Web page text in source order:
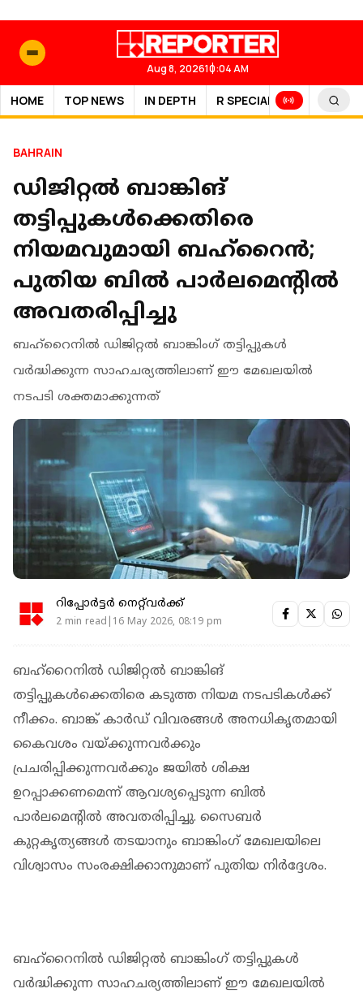
Aug 8, 202610:04 AM
HOME TOP NEWS IN DEPTH R SPECIAL SPORTS
BAHRAIN
ഡിജിറ്റല്‍ ബാങ്കിങ്
തട്ടിപ്പുകള്‍ക്കെതിരെ
നിയമവുമായി ബഹ്റൈൻ;
പുതിയ ബിൽ പാർലമെന്റിൽ
അവതരിപ്പിച്ചു
ബഹ്റൈനില്‍ ഡിജിറ്റല്‍ ബാങ്കിംഗ് തട്ടിപ്പുകള്‍
വര്‍ദ്ധിക്കുന്ന സാഹചര്യത്തിലാണ് ഈ മേഖലയില്‍
നടപടി ശക്തമാക്കുന്നത്
റിപ്പോർട്ടർ നെറ്റ്‌വര്‍ക്ക്‌
2 min read|16 May 2026, 08:19 pm
ബഹ്റൈനില്‍ ഡിജിറ്റല്‍ ബാങ്കിങ്
തട്ടിപ്പുകള്‍ക്കെതിരെ കടുത്ത നിയമ നടപടികള്‍ക്ക്
നീക്കം. ബാങ്ക് കാര്‍ഡ് വിവരങ്ങള്‍ അനധികൃതമായി
കൈവശം വയ്ക്കുന്നവര്‍ക്കും
പ്രചരിപ്പിക്കുന്നവര്‍ക്കും ജയില്‍ ശിക്ഷ
ഉറപ്പാക്കണമെന്ന് ആവശ്യപ്പെടുന്ന ബില്‍
പാര്‍ലമെന്റില്‍ അവതരിപ്പിച്ചു. സൈബര്‍
കുറ്റകൃത്യങ്ങള്‍ തടയാനും ബാങ്കിംഗ് മേഖലയിലെ
വിശ്വാസം സംരക്ഷിക്കാനുമാണ് പുതിയ നിര്‍ദ്ദേശം.
ബഹ്റൈനില്‍ ഡിജിറ്റല്‍ ബാങ്കിംഗ് തട്ടിപ്പുകള്‍
വര്‍ദ്ധിക്കുന്ന സാഹചര്യത്തിലാണ് ഈ മേഖലയില്‍